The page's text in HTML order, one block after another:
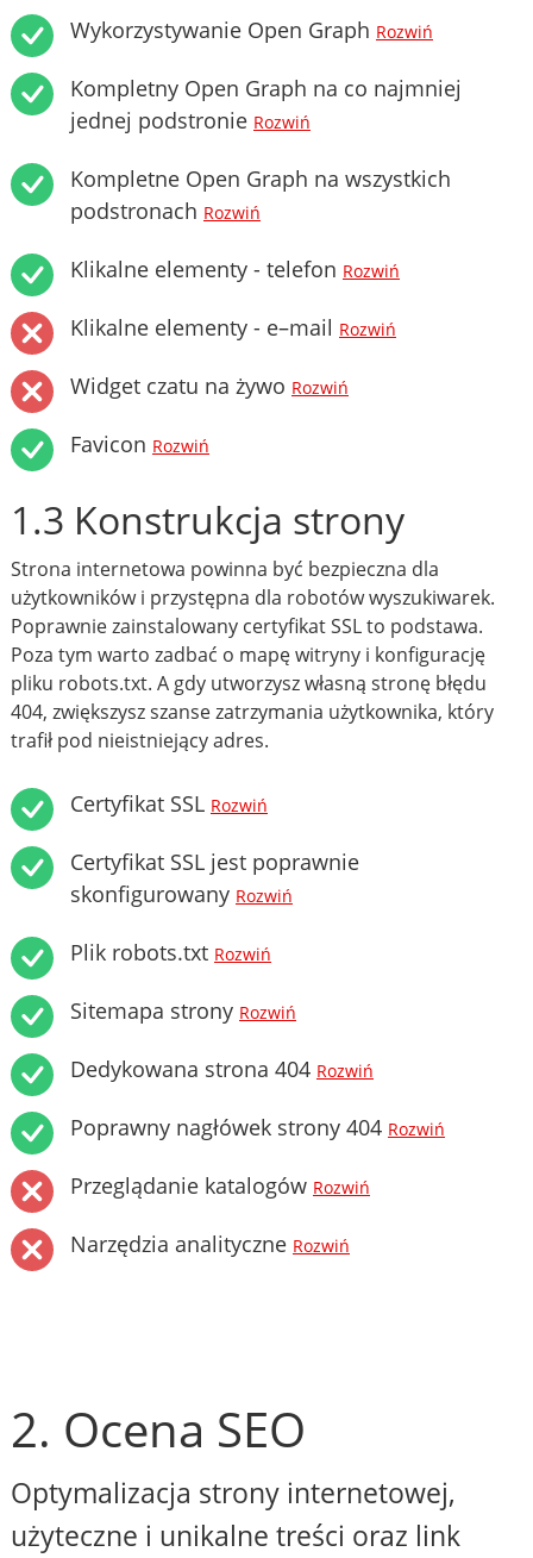
Wykorzystywanie Open Graph Rozwiń
Kompletny Open Graph na co najmniej
jednej podstronie Rozwiń
Kompletne Open Graph na wszystkich
podstronach Rozwiń
Klikalne elementy - telefon Rozwiń
Klikalne elementy - e–mail Rozwiń
Widget czatu na żywo Rozwiń
Favicon Rozwiń
1.3 Konstrukcja strony
Strona internetowa powinna być bezpieczna dla
użytkowników i przystępna dla robotów wyszukiwarek.
Poprawnie zainstalowany certyfikat SSL to podstawa.
Poza tym warto zadbać o mapę witryny i konfigurację
pliku robots.txt. A gdy utworzysz własną stronę błędu
404, zwiększysz szanse zatrzymania użytkownika, który
trafił pod nieistniejący adres.
Certyfikat SSL Rozwiń
Certyfikat SSL jest poprawnie
skonfigurowany Rozwiń
Plik robots.txt Rozwiń
Sitemapa strony Rozwiń
Dedykowana strona 404 Rozwiń
Poprawny nagłówek strony 404 Rozwiń
Przeglądanie katalogów Rozwiń
Narzędzia analityczne Rozwiń
2. Ocena SEO
Optymalizacja strony internetowej,
użyteczne i unikalne treści oraz link